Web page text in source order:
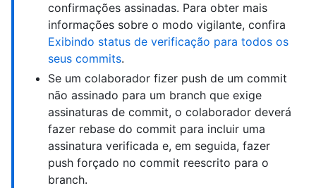
confirmações assinadas. Para obter mais
informações sobre o modo vigilante, confira
Exibindo status de verificação para todos os
seus commits.
Se um colaborador fizer push de um commit
não assinado para um branch que exige
assinaturas de commit, o colaborador deverá
fazer rebase do commit para incluir uma
assinatura verificada e, em seguida, fazer
push forçado no commit reescrito para o
branch.